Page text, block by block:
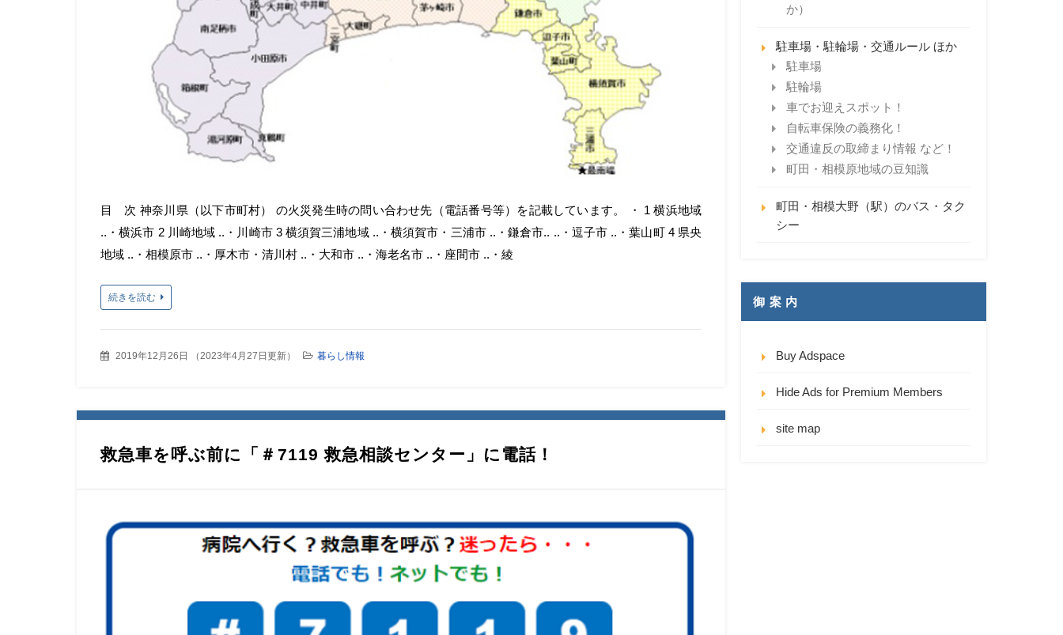
目 次 神奈川県（以下市町村） の火災発生時の問い合わせ先（電話番号等）を記載しています。 ・ 1 横浜地域
..・横浜市 2 川崎地域 ..・川崎市 3 横須賀三浦地域 ..・横須賀市・三浦市 ..・鎌倉市.. ..・逗子市 ..・葉山町 4 県央
地域 ..・相模原市 ..・厚木市・清川村 ..・大和市 ..・海老名市 ..・座間市 ..・綾
続きを読む
2019年12月26日 （ 2023年4月27日更新） 暮らし情報
救急車を呼ぶ前に「＃7119 救急相談センター」に電話！
か）
駐車場・駐輪場・交通ルール ほか
駐車場
駐輪場
車でお迎えスポット！
自転車保険の義務化！
交通違反の取締まり情報 など！
町田・相模原地域の豆知識
町田・相模大野（駅）のバス・タク
シー
御 案 内
Buy Adspace
Hide Ads for Premium Members
site map